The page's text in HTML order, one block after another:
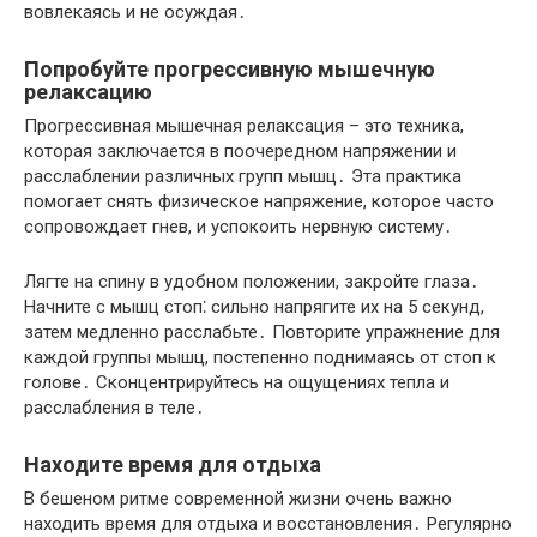
вовлекаясь и не осуждая․
Попробуйте прогрессивную мышечную
релаксацию
Прогрессивная мышечная релаксация – это техника,
которая заключается в поочередном напряжении и
расслаблении различных групп мышц․ Эта практика
помогает снять физическое напряжение, которое часто
сопровождает гнев, и успокоить нервную систему․
Лягте на спину в удобном положении, закройте глаза․
Начните с мышц стоп⁚ сильно напрягите их на 5 секунд,
затем медленно расслабьте․ Повторите упражнение для
каждой группы мышц, постепенно поднимаясь от стоп к
голове․ Сконцентрируйтесь на ощущениях тепла и
расслабления в теле․
Находите время для отдыха
В бешеном ритме современной жизни очень важно
находить время для отдыха и восстановления․ Регулярно